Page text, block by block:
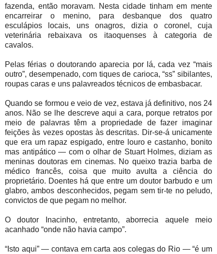
fazenda, então moravam. Nesta cidade tinham em mente
encarreirar o menino, para desbanque dos quatro
esculápios locais, uns onagros, dizia o coronel, cuja
veterinária rebaixava os itaoquenses à categoria de
cavalos.
Pelas férias o doutorando aparecia por lá, cada vez “mais
outro”, desempenado, com tiques de carioca, “ss” sibilantes,
roupas caras e uns palavreados técnicos de embasbacar.
Quando se formou e veio de vez, estava já definitivo, nos 24
anos. Não se lhe descreve aqui a cara, porque retratos por
meio de palavras têm a propriedade de fazer imaginar
feições às vezes opostas às descritas. Dir-se-á unicamente
que era um rapaz espigado, entre louro e castanho, bonito
mas antipático — com o olhar de Stuart Holmes, diziam as
meninas doutoras em cinemas. No queixo trazia barba de
médico francês, coisa que muito avulta a ciência do
proprietário. Doentes há que entre um doutor barbudo e um
glabro, ambos desconhecidos, pegam sem tir-te no peludo,
convictos de que pegam no melhor.
O doutor Inacinho, entretanto, aborrecia aquele meio
acanhado “onde não havia campo”.
“Isto aqui” — contava em carta aos colegas do Rio — “é um